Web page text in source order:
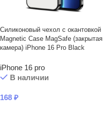
Силиконовый чехол с окантовкой
Magnetic Case MagSafe (закрытая
камера) iPhone 16 Pro Black
iPhone 16 pro
В наличии
168 ₽